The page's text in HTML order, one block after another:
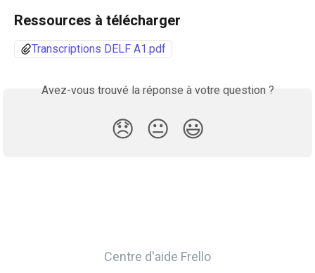
Ressources à télécharger
Transcriptions DELF A1.pdf
Avez-vous trouvé la réponse à votre question ?
😞 😐 😃
Centre d'aide Frello